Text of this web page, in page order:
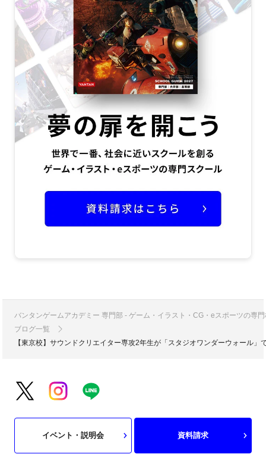
バンタンゲームアカデミー 専門部 - ゲーム・イラスト・CG・eスポーツの専
ブログ一覧
【東京校】サウンドクリエイター専攻2年生が「スタジオワンダーウォール
イベント・説明会 資料請求